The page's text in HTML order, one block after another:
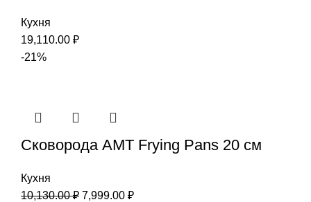
Кухня
19,110.00 ₽
-21%
Сковорода AMT Frying Pans 20 см
Кухня
10,130.00₽ 7,999.00 ₽